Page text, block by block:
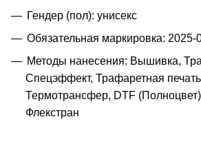
Гендер (пол): унисекс
Обязательная маркировка: 2025-
Методы нанесения: Вышивка,
Спецэффект, Трафаретная
Термотрансфер, DTF
Флекстран